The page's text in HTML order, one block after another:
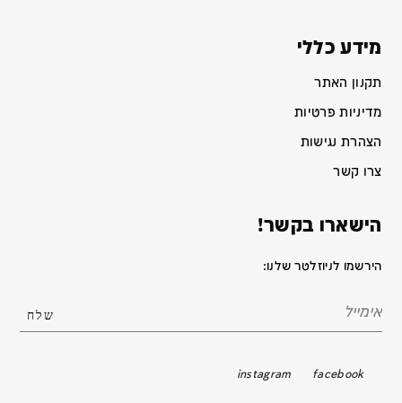
מידע כללי
תקנון האתר
מדיניות פרטיות
הצהרת נגישות
צרו קשר
הישארו בקשר!
הירשמו לניוזלטר שלנו:
facebook
instagram